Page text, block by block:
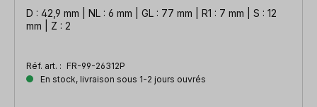
D : 42,9 mm | NL : 6 mm | GL : 77 mm | R1 : 7 mm | S : 12
mm | Z : 2
Réf. art. : FR-99-26312P
En stock, livraison sous 1-2 jours ouvrés